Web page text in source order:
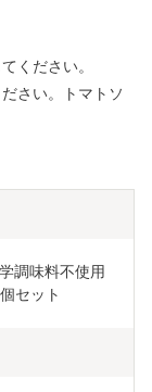
ください。
さい。トマトソ
調味料不使用
セット